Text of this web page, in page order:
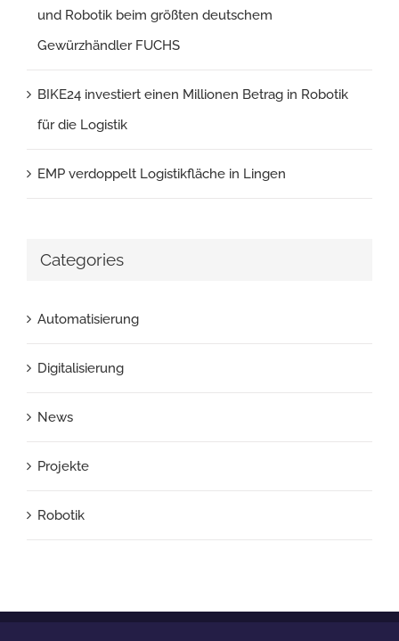
und Robotik beim größten deutschem
Gewürzhändler FUCHS
BIKE24 investiert einen Millionen Betrag in Robotik
für die Logistik
EMP verdoppelt Logistikfläche in Lingen
Categories
Automatisierung
Digitalisierung
News
Projekte
Robotik